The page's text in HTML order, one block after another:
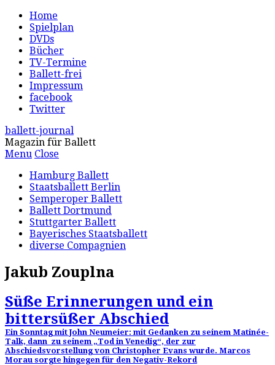
Home
Spielplan
DVDs
Bücher
TV-Termine
Ballett-frei
Impressum
facebook
Twitter
ballett-journal
Magazin für Ballett
Menu Close
Hamburg Ballett
Staatsballett Berlin
Semperoper Ballett
Ballett Dortmund
Stuttgarter Ballett
Bayerisches Staatsballett
diverse Compagnien
Jakub Zouplna
Süße Erinnerungen und ein
bittersüßer Abschied
Ein Sonntag mit John Neumeier: mit Gedanken zu seinem Matinée-
Talk, dann zu seinem „Tod in Venedig“, der zur
Abschiedsvorstellung von Christopher Evans wurde. Marcos
Morau sorgte hingegen für den Negativ-Rekord